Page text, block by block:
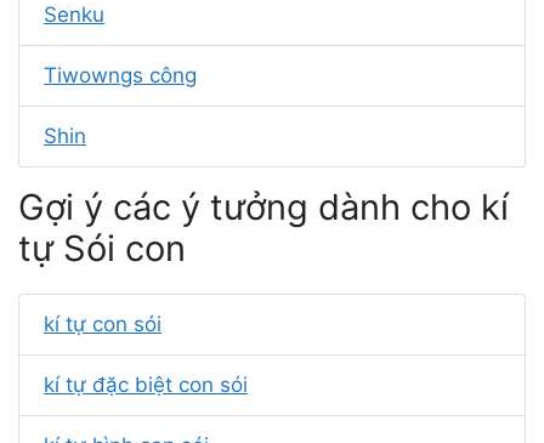
Senku
Tiwowngs công
Shin
Gợi ý các ý tưởng dành cho kí
tự Sói con
kí tự con sói
kí tự đặc biệt con sói